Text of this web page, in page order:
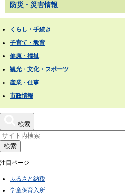
防災・災害情報
くらし・手続き
子育て・教育
健康・福祉
観光・文化・スポーツ
産業・仕事
市政情報
検索
検索
注目ページ
ふるさと納税
学童保育入所